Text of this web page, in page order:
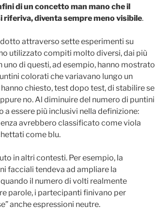
di un concetto man mano che il
riferiva, diventa sempre meno visibile.
attraverso sette esperimenti su
utilizzato compiti molto diversi, dai più
uno di questi, ad esempio, hanno mostrato
colorati che variavano lungo un
chiesto, test dopo test, di stabilire se
no. Al diminuire del numero di puntini
essere più inclusivi nella definizione:
avrebbero classificato come viola
come blu.
in altri contesti. Per esempio, la
facciali tendeva ad ampliare la
il numero di volti realmente
parole, i partecipanti finivano per
anche espressioni neutre.